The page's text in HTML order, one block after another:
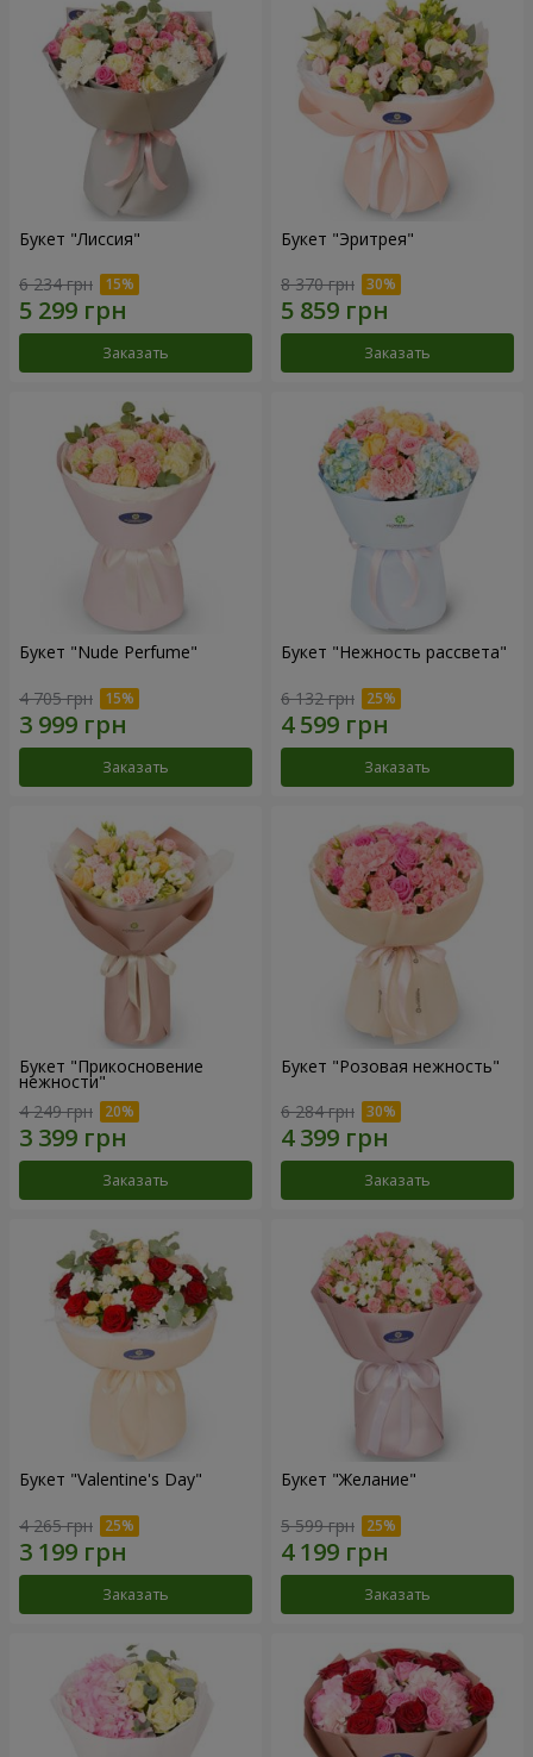
Букет "Лиссия"
6 234 грн
Заказать
Букет "Эритрея"
8 370 грн
Заказать
Букет "Nude Perfume"
4 705 грн
Заказать
Букет "Нежность рассвета"
6 132 грн
Заказать
Букет "Прикосновение
нежности"
4 249 грн
Заказать
Букет "Розовая нежность"
6 284 грн
Заказать
Букет "Valentine's Day"
4 265 грн
Заказать
Букет "Желание"
5 599 грн
Заказать